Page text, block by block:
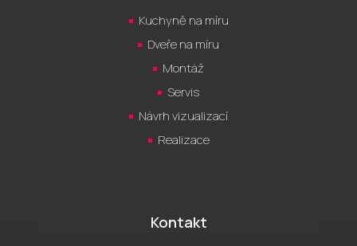
Kuchyně na míru
Dveře na míru
Montáž
Servis
Návrh vizualizací
Realizace
Kontakt